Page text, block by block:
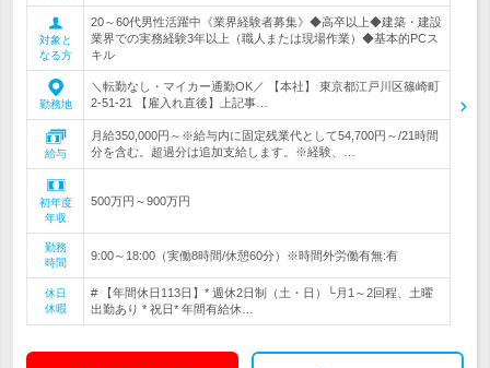
対象と
なる方
20～60代男性活躍中《業界経験者募集》◆高卒以上◆建築・建設
業界での実務経験3年以上（職人または現場作業）◆基本的PCス
キル
勤務地
＼転勤なし・マイカー通勤OK／ 【本社】 東京都江戸川区篠崎町
2-51-21 【雇入れ直後】上記事…
給与
月給350,000円～※給与内に固定残業代として54,700円～/21時間
分を含む。超過分は追加支給します。※経験、…
初年度
年収
500万円～900万円
勤務
時間
9:00～18:00（実働8時間/休憩60分）※時間外労働有無:有
休日
休暇
# 【年間休日113日】* 週休2日制（土・日）└月1～2回程、土曜
出勤あり * 祝日* 年間有給休…